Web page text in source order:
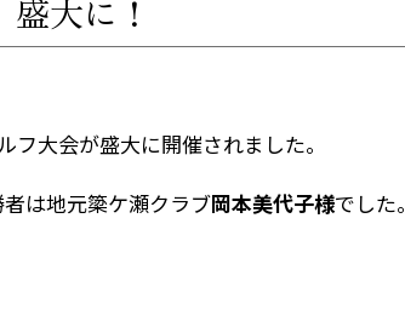
大に！
大会が盛大に開催されました。
は地元簗ケ瀬クラブ岡本美代子様でした。